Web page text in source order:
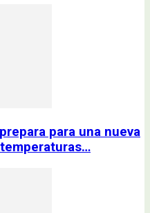
para una nueva